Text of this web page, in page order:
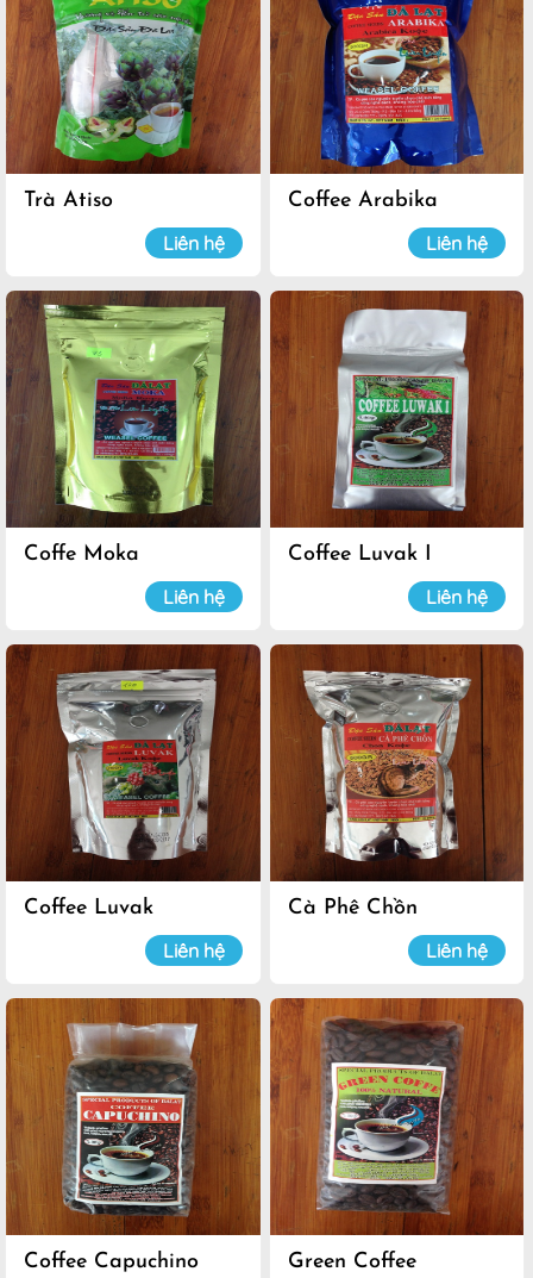
Trà Atiso
Liên hệ
Coffee Arabika
Liên hệ
Coffe Moka
Liên hệ
Coffee Luvak I
Liên hệ
Coffee Luvak
Liên hệ
Cà Phê Chồn
Liên hệ
Coffee Capuchino Green Coffee